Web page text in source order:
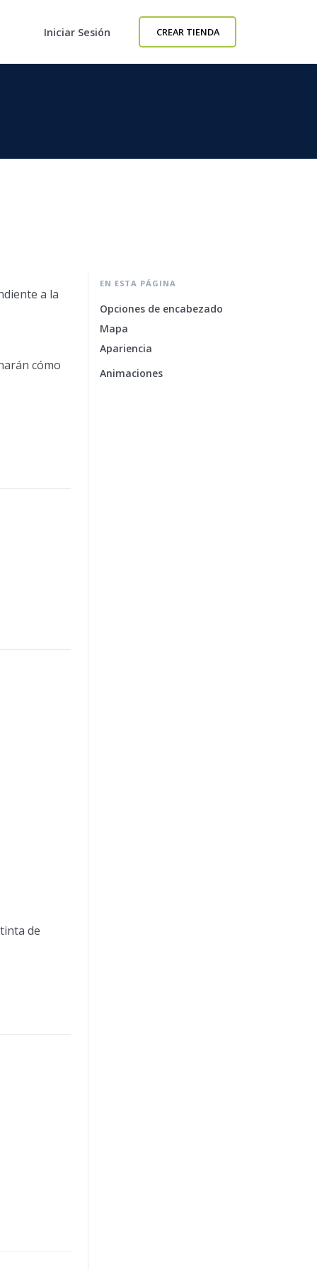
Iniciar Sesión CREAR TIENDA
a la
cómo
de
EN ESTA PÁGINA
Opciones de encabezado
Mapa
Apariencia
Animaciones